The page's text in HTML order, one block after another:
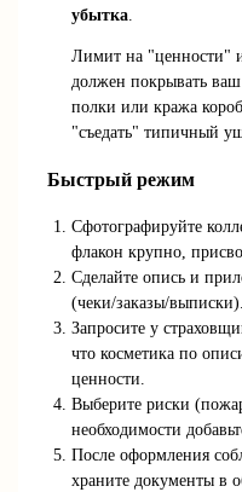
убытка
Лимит на "ценности"
должен покрывать
полки или кража
"съедать" типичный
Быстрый режим
Сфотографируйте
флакон крупно,
Сделайте опись и
(чеки/заказы/выписки).
Запросите у
что косметика по
ценности.
Выберите риски
необходимости
После оформления
храните документы в